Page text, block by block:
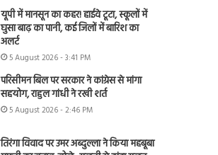
यूपी में मानसून का कहर! हाईवे टूटा, स्कूलों में
घुसा बाढ़ का पानी, कई जिलों में बारिश का
अलर्ट
5 August 2026 - 3:41 PM
परिसीमन बिल पर सरकार ने कांग्रेस से मांगा
सहयोग, राहुल गांधी ने रखी शर्त
5 August 2026 - 2:46 PM
तिरंगा विवाद पर उमर अब्दुल्ला ने किया महबूबा